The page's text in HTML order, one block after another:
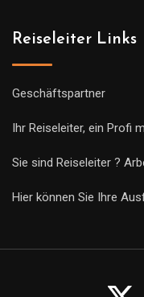
Reiseleiter Links
Geschäftspartner
Ihr Reiseleiter, ein Profi
Sie sind Reiseleiter ?
Hier können Sie Ihre